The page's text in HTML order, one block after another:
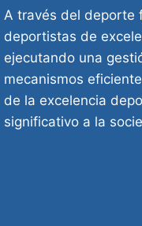
A través del deporte
deportistas de
ejecutando una
mecanismos
de la excelencia
significativo a la